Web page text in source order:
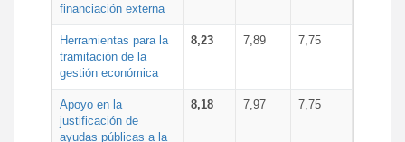
financiación externa
Herramientas para la
tramitación de la
gestión económica
8,23 7,89 7,75
Apoyo en la
justificación de
ayudas públicas a la
8,18 7,97 7,75